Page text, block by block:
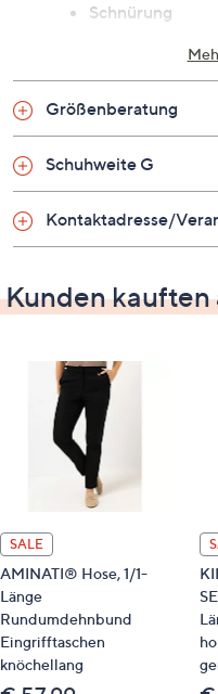
Schnürung
Air Cooled
parametrische
Halt und
Synthetik-
Fersenbereich
zum Lauf-
dem Laufband
Obermaterial:
Futter /
Laufsohle: EVA
Größenberatung
Schuhweite G
Kontaktadresse/
Kunden kauften
SALE
AMINATI® Hose, 1/1-
Länge
Rundumdehnbund
Eingrifftaschen
knöchellang